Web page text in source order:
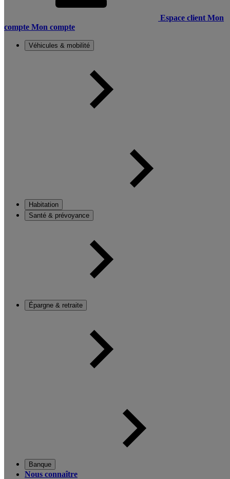
Espace client Mon
compte Mon compte
Véhicules & mobilité
Habitation
Santé & prévoyance
Épargne & retraite
Banque
Nous connaître